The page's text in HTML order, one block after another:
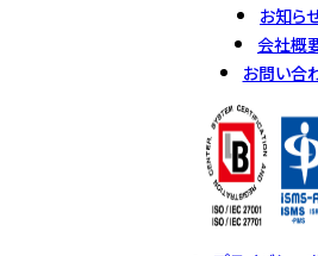
お知ら
会社概
お問い合